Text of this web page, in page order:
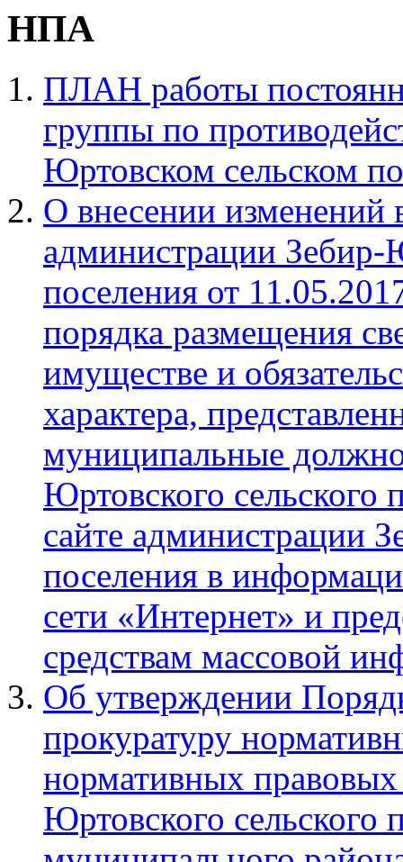
НПА
ПЛАН работы
группы по
Юртовском сельском
О внесении изменений
администрации Зебир-
поселения от
порядка размещения
имуществе и
характера,
муниципальные
Юртовского сельского
сайте администрации
поселения в
сети «Интернет» и
средствам массовой
Об утверждении
прокуратуру
нормативных
Юртовского сельского